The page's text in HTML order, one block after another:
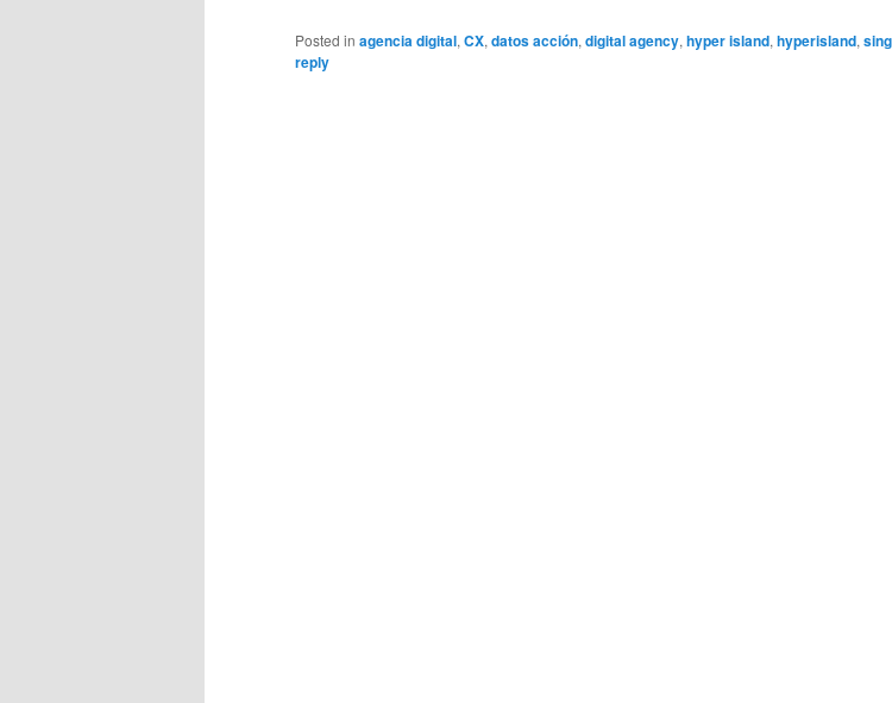
Posted in agencia digital,CX,datos acción,digital agency,hyper island,hyperisland,
reply